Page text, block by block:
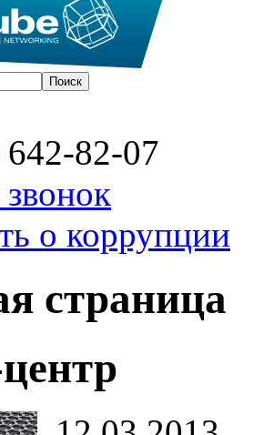
82-07
звонок
о коррупции
страница